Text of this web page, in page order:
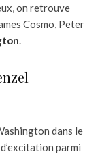
on retrouve
Cosmo, Peter
.
dans le
parmi